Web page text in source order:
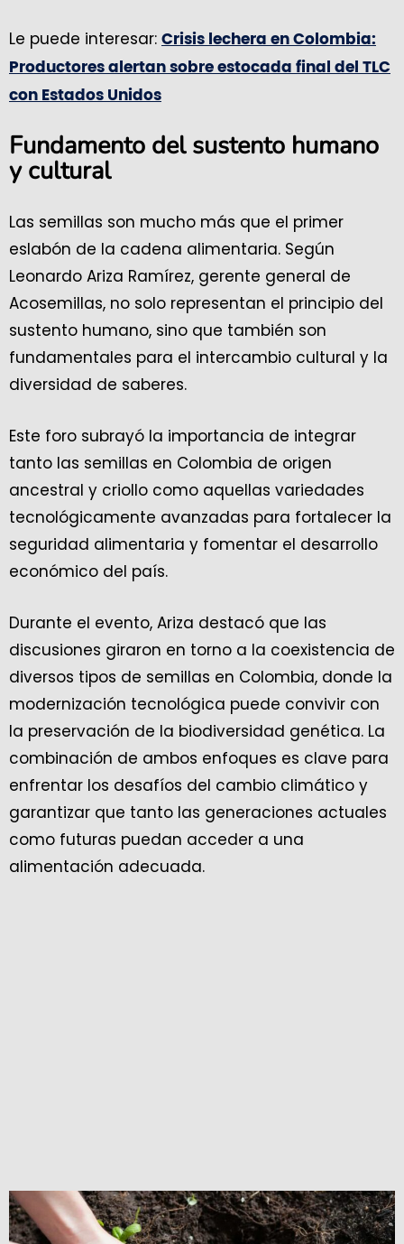
Le puede interesar: Crisis lechera en Colombia:
Productores alertan sobre estocada final del TLC
con Estados Unidos
Fundamento del sustento humano
y cultural
Las semillas son mucho más que el primer
eslabón de la cadena alimentaria. Según
Leonardo Ariza Ramírez, gerente general de
Acosemillas, no solo representan el principio del
sustento humano, sino que también son
fundamentales para el intercambio cultural y la
diversidad de saberes.
Este foro subrayó la importancia de integrar
tanto las semillas en Colombia de origen
ancestral y criollo como aquellas variedades
tecnológicamente avanzadas para fortalecer la
seguridad alimentaria y fomentar el desarrollo
económico del país.
Durante el evento, Ariza destacó que las
discusiones giraron en torno a la coexistencia de
diversos tipos de semillas en Colombia, donde la
modernización tecnológica puede convivir con
la preservación de la biodiversidad genética. La
combinación de ambos enfoques es clave para
enfrentar los desafíos del cambio climático y
garantizar que tanto las generaciones actuales
como futuras puedan acceder a una
alimentación adecuada.